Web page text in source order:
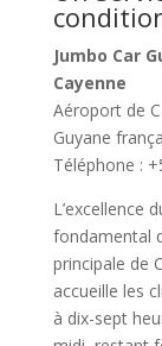
Jumbo Car
Cayenne
Aéroport de
Guyane
Téléphone :
L’excellence
fondamental
principale de
accueille les
à dix-sept